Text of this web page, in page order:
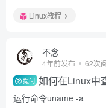
Linux教程
不念
4年前发布 62次
提问 如何在Linux中
运行命令uname -a